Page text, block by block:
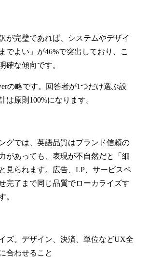
が完璧であれば、システムやデザイ
でよい」が46%で突出しており、こ
確な傾向です。
の略です。回答者が1つだけ選ぶ設
は原則100%になります。
グでは、英語品質はブランド信頼の
があっても、表現が不自然だと「細
見られます。広告、LP、サービスペ
完了まで同じ品質でローカライズす
。
ズ。デザイン、決済、単位などUX全
合わせること